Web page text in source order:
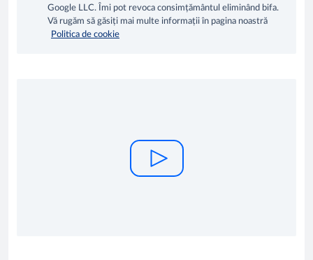
Google LLC. Îmi pot revoca consimțământul eliminând bifa.
Vă rugăm să găsiți mai multe informații în pagina noastră
Politica de cookie